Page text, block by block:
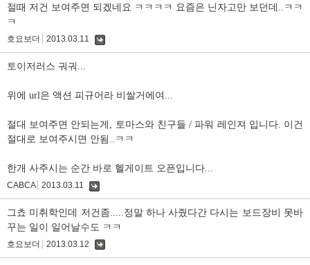
절때 저건 보여주면 되겠네요 ㅋㅋㅋㅋ 요즘은 닌자고만 보던데..ㅋㅋ
ㅋ
호요보더 2013.03.11
토이저러스 궈궈...
위에 url은 액션 피규어라 비쌀거에여...
절대 보여주면 안되는게, 토마스와 친구들 / 파워 레인져 입니다. 이건
절대로 보여주시면 안됨..ㅋㅋ
한개 사주시는 순간 바로 헬게이트 오픈입니다...
CABCA 2013.03.11
그쵸 미취학인데 저건좀.....정말 하나 사줬다간 다시는 보드장비 못바
꾸는 일이 일어날수도 ㅋㅋ
호요보더 2013.03.12